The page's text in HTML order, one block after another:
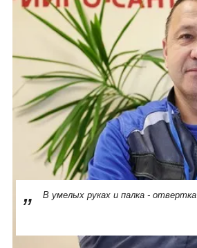
В умелых руках и палка - отвертка